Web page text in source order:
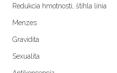
Redukcia hmotnosti, štíhla línia
Menzes
Gravidita
Sexualita